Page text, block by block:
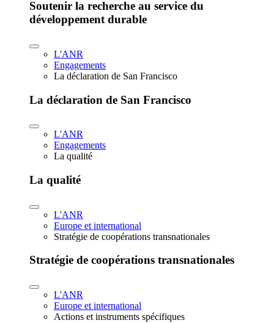
Soutenir la recherche au service du
développement durable
L'ANR
Engagements
La déclaration de San Francisco
La déclaration de San Francisco
L'ANR
Engagements
La qualité
La qualité
L'ANR
Europe et international
Stratégie de coopérations transnationales
Stratégie de coopérations transnationales
L'ANR
Europe et international
Actions et instruments spécifiques